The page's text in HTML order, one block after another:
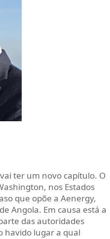
ter um novo capítulo. O
nos Estados
que opõe a Aenergy,
Angola. Em causa está a
das autoridades
havido lugar a qual